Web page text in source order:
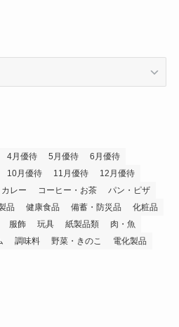
4月優待 5月優待
6月優待
10月優待 11月優待
12月優待
カレー コーヒー・お茶
パン・ピザ
品 健康食品 備蓄・防災品
化粧品
服飾 玩具 紙製品類
肉・魚
調味料 野菜・きのこ
電化製品